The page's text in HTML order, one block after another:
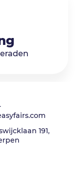
191,